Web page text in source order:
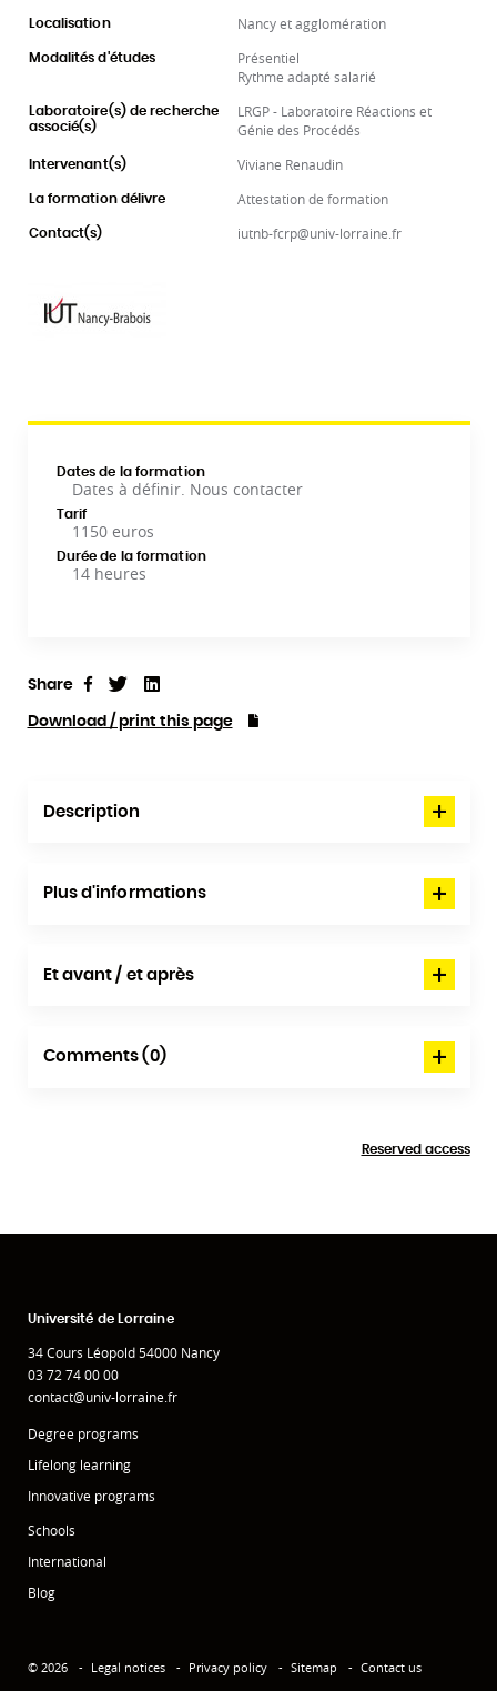
Localisation Nancy et agglomération
Modalités d'études
Présentiel
Rythme adapté salarié
Laboratoire(s) de recherche
associé(s)
LRGP - Laboratoire Réactions et
Génie des Procédés
Intervenant(s) Viviane Renaudin
La formation délivre Attestation de formation
Contact(s) iutnb-fcrp@univ-lorraine.fr
Dates de la formation
Dates à définir. Nous contacter
Tarif
1150 euros
Durée de la formation
14 heures
Share ShareTweet
Download / print this page
Description
Plus d'informations
Et avant / et après
Comments (0)
Reserved access
Université de Lorraine
34 Cours Léopold 54000 Nancy
03 72 74 00 00
contact@univ-lorraine.fr
Degree programs
Lifelong learning
Innovative programs
Schools
International
Blog
© 2026 Legal notices Privacy policy Sitemap Contact us